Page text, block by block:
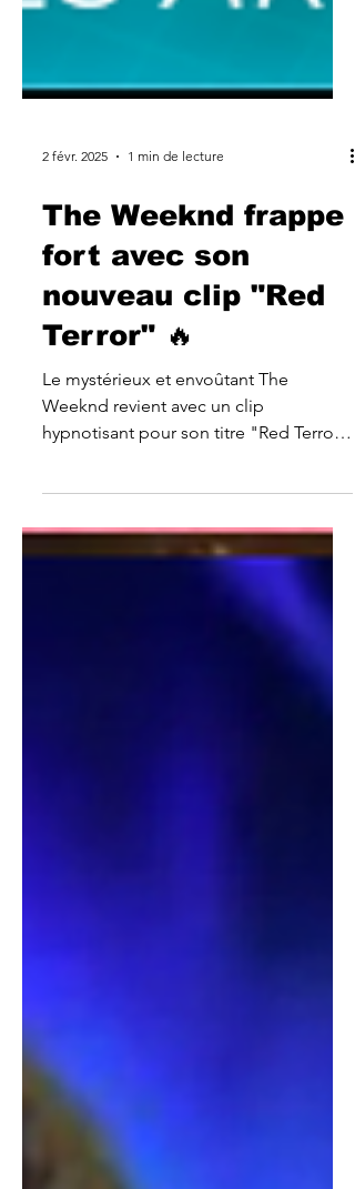
2 févr. 2025 1 min de lecture
The Weeknd frappe
fort avec son
nouveau clip "Red
Terror" 🔥
Le mystérieux et envoûtant The
hypnotisant pour son titre "Red Terror",